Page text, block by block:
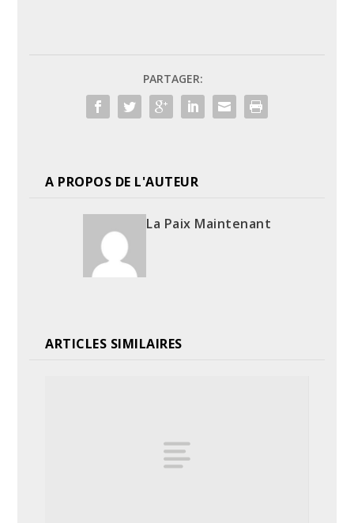
PARTAGER:
A PROPOS DE L'AUTEUR
La Paix Maintenant
ARTICLES SIMILAIRES